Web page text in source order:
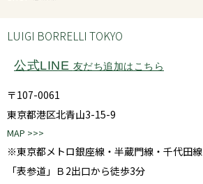
LUIGI BORRELLI TOKYO
公式LINE 友だち追加はこちら
〒107-0061
東京都港区北青山3-15-9
MAP >>>
※東京都メトロ銀座線・半蔵門線・千代田線
「表参道」Ｂ2出口から徒歩3分